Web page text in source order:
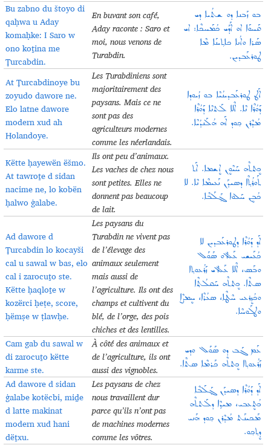
Bu zabno du štoyo di
qaḥwa u Aday
komaḥke: I Saro w
ono koṯina me
Ṭurcabdin.
En buvant son café,
Aday raconte : Saro et
moi, nous venons de
Turabdin.
ܒܘ ܙܰܒܢܐ ܕܘ ܫܬܳܝܐ ܕܝ
ܩܰܚܘܰܐ ܐܘ ܐܰܕܰܝ ܟܳܡܰܚܟܶܐ: ܐܝ
ܣܰܪܐ ܘܐܳܢܐ ܟܐܬ݂ܝܢܰܐ ܡܶܐ
ܛܘܪܥܰܒܕܝܢ.
At Ṭurcabdinoye bu
zoyudo dawore ne.
Elo latne dawore
modern xud ah
Holandoye.
Les Turabdiniens sont
majoritairement des
paysans. Mais ce ne
sont pas des
agriculteurs modernes
comme les néerlandais.
ܐܰܛ ܛܘܪܥܰܒܕܝܢܳܝܶܐ ܒܘ ܙܳܝܘܕܐ
ܕܰܘܳܪܶܐ ܢܶܐ. ܐܶܠܐ ܠܰܬܢܶܐ ܕܰܘܳܪܶܐ
ܡܳܕܶܪܢ ܟ݂ܘܕ ܐܰܗ ܗܳܠܰܢܕܳܝܶܐ.
Këtte ḥayewën ëšmo.
At tawroṯe d sidan
nacime ne, lo kobën
ḥalwo ġalabe.
Ils ont peu d’animaux.
Les vaches de chez nous
sont petites. Elles ne
donnent pas beaucoup
de lait.
ܟܷܬܬܶܗ ܚܰܝܶܘܷܢ ܐܷܫܡܐ. ܐܰܬ
ܬܰܘܪܳܬ݂ܶܐ ܕܣܝܕܰܢ ܢܰܥܝܡܶܐ ܢܶܐ. ܠܐ
ܟܳܒܷܢ ܚܰܠܘܐ ܓ݂ܰܠܰܒܶܐ.
Ad dawore d
Ṭurcabdin lo kocayši
cal u sawal w bas, elo
cal i zarocuṯo ste.
Këtte ḥaqloṯe w
kozërci ḥeṭe, score,
ḥëmṣe w ṭlawḥe.
Les paysans du
Turabdin ne vivent pas
de l’élevage des
animaux seulement
mais aussi de
l’agriculture. Ils ont des
champs et cultivent du
blé, de l’orge, des pois
chiches et des lentilles.
ܐܰܕ ܕܰܘܳܪܶܐ ܕܛܘܪܥܰܒܕܝܢ ܠܐ
ܟܳܥܰܝܫܝ ܥܰܠ ܐܘ ܣܰܘܰܠ
ܘܒܰܣ، ܐܶܠܐ ܥܰܠ ܐܝ ܙܰܪܳܥܘܬ݂ܐ
ܣܬܶܐ. ܟܷܬܬܶܗ ܚܰܩܠܳܬ݂ܶܐ
ܘܟܳܙܷܪܥܝ ܚܶܛܶܐ، ܣܥܳܪܶܐ، ܚܷܡܨܶܐ
ܘܛܠܰܘܚܶܐ.
Cam gab du sawal w
di zarocuṯo këtte
karme ste.
À côté des animaux et
de l’agriculture, ils ont
aussi des vignobles.
ܥܰܡ ܓܰܒ ܕܘ ܣܰܘܰܠ ܘܕܝ
ܙܰܪܳܥܘܬ݂ܐ ܟܷܬܬܶܗ ܟܰܪܡܶܐ ܣܬܶܐ.
Ad dawore d sidan
ġalabe kotëcbi, miḏe
d latte makinat
modern xud hani
dëṯxu.
Les paysans de chez
nous travaillent dur
parce qu’ils n’ont pas
de machines modernes
comme les vôtres.
ܐܰܕ ܕܰܘܳܪܶܐ ܕܣܝܕܰܢ ܓ݂ܰܠܰܒܶܐ
ܟܳܬܷܥܒܝ، ܡܝܕ݂ܶܐ ܕܠܰܬܬܶܗ
ܡܰܟܝܢܰܬ ܡܳܕܶܪܢ ܟ݂ܘܕ ܗܰܢܝ
ܕܷܬ݂ܟ݂ܘ.